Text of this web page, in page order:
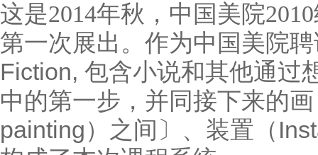
这是2014年秋，中国美院
第一次展出。作为中国美院
Fiction, 包含小说和其他通过
中的第一步，并同接下来的
painting）之间〕、装置（